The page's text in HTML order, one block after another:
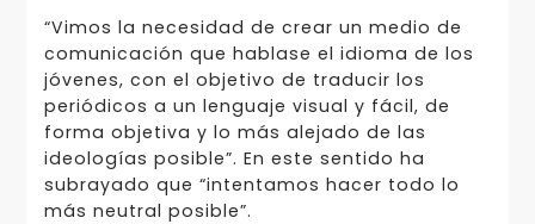
“Vimos la necesidad de crear un medio de
comunicación que hablase el idioma de los
jóvenes, con el objetivo de traducir los
periódicos a un lenguaje visual y fácil, de
forma objetiva y lo más alejado de las
ideologías posible”. En este sentido ha
subrayado que “intentamos hacer todo lo
más neutral posible”.